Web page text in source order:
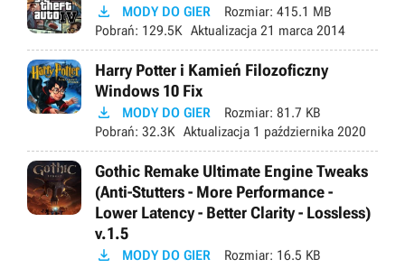
 MODY DO GIER Rozmiar: 415.1 MB
Pobrań: 129.5K Aktualizacja 21 marca 2014
Harry Potter i Kamień Filozoficzny
Windows 10 Fix
 MODY DO GIER Rozmiar: 81.7 KB
Pobrań: 32.3K Aktualizacja 1 października 2020
Gothic Remake Ultimate Engine Tweaks
(Anti-Stutters - More Performance -
Lower Latency - Better Clarity - Lossless)
v.1.5
 MODY DO GIER Rozmiar: 16.5 KB